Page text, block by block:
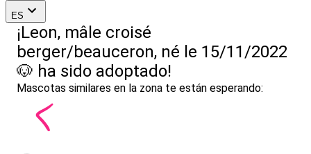
ES
¡Leon, mâle croisé
berger/beauceron, né le 15/11/2022
🐶 ha sido adoptado!
Mascotas similares en la zona te están esperando: